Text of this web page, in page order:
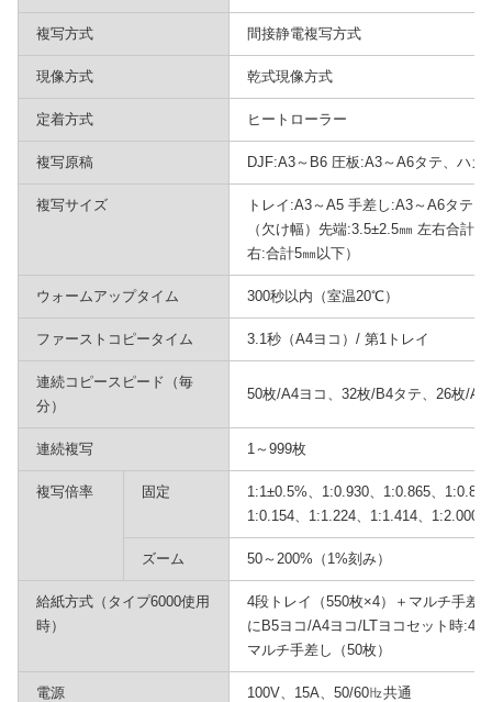
複写方式 間接静電複写方式
現像方式 乾式現像方式
定着方式 ヒートローラー
複写原稿 DJF:A3～B6 圧板:A3～A6タテ、ハガ
複写サイズ
トレイ:A3～A5 手差し:A3～A6タテ、
（欠け幅）先端:3.5±2.5㎜ 左右合計
右:合計5㎜以下）
ウォームアップタイム 300秒以内（室温20℃）
ファーストコピータイム 3.1秒（A4ヨコ）/ 第1トレイ
連続コピースピード（毎
分）
50枚/A4ヨコ、32枚/B4タテ、26枚/
連続複写 1～999枚
複写倍率 固定
1:1±0.5%、1:0.930、1:0.865、
1:0.154、1:1.224、1:1.414、1:2.000
ズーム 50～200%（1%刻み）
給紙方式（タイプ6000使用
時）
4段トレイ（550枚×4）＋マルチ手差
にB5ヨコ/A4ヨコ/LTヨコセット時:4
マルチ手差し（50枚）
電源 100V、15A、50/60㎐共通